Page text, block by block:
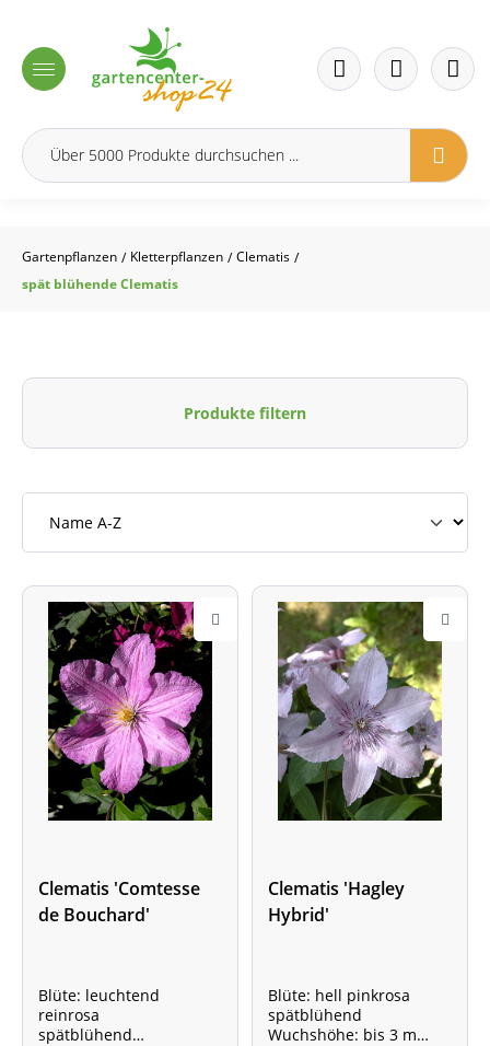
Gartenpflanzen / Kletterpflanzen / Clematis /
spät blühende Clematis
Produkte filtern
Clematis 'Comtesse
de Bouchard'
Blüte: leuchtend
reinrosa
spätblühend
Clematis 'Hagley
Hybrid'
Blüte: hell pinkrosa
spätblühend
Wuchshöhe: bis 3 m